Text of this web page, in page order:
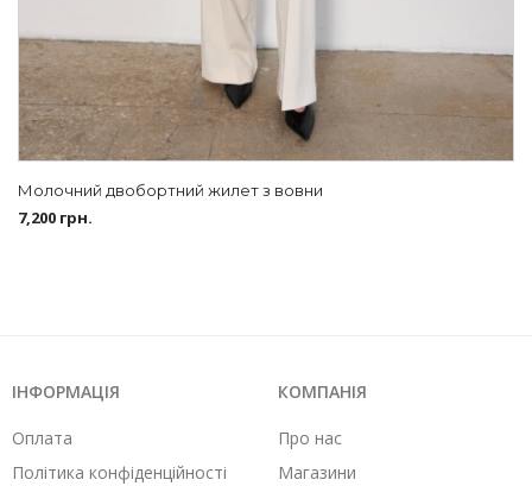
Молочний двобортний жилет з вовни
7,200 грн.
ІНФОРМАЦІЯ
Оплата
Політика конфіденційності
КОМПАНІЯ
Про нас
Магазини